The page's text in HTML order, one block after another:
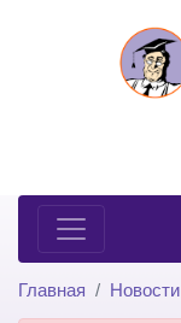
Главная Новости